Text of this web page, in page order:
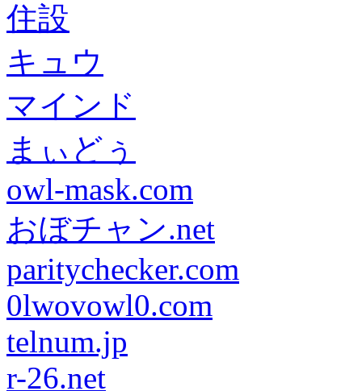
住設
キュウ
マインド
まぃどぅ
owl-mask.com
おぼチャン.net
paritychecker.com
0lwovowl0.com
telnum.jp
r-26.net